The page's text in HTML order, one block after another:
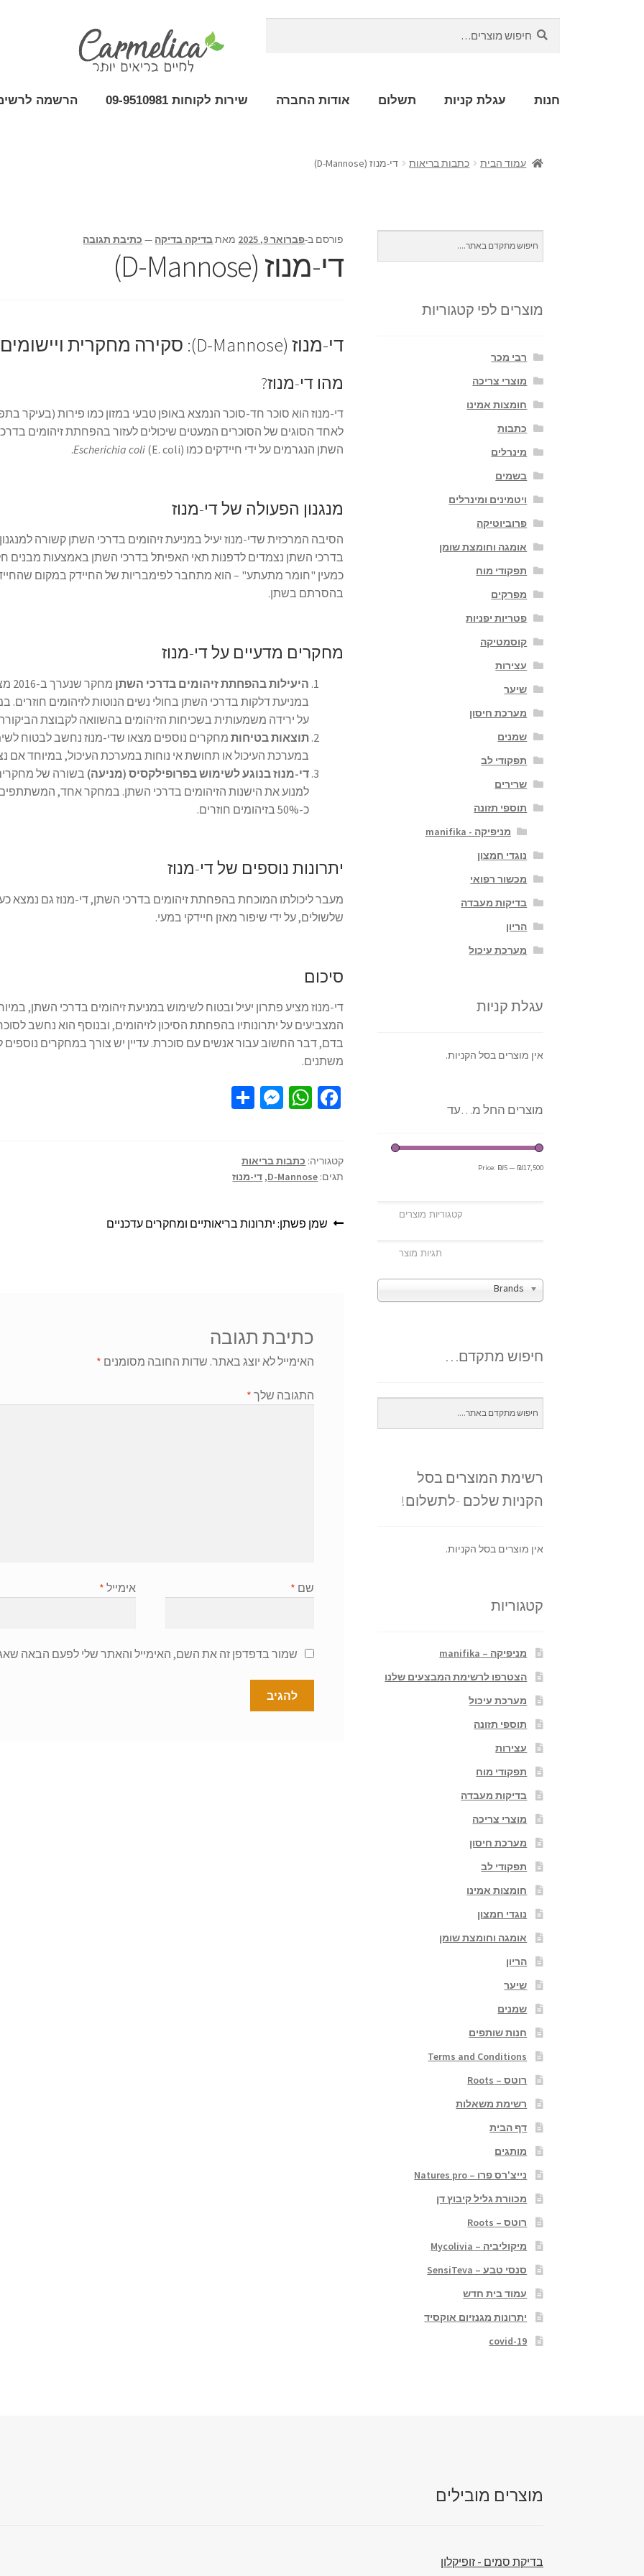
חנות עגלת קניות תשלום אודות החברה שירות לקוחות 09-9510981 הרשמה
עמוד הבית כתבות בריאות די-מנוז (D-Mannose)
פורסם ב-פברואר 9, 2025 מאתבדיקה בדיקה — כתיבת תגובה
די-מנוז (D-Mannose)
די-מנוז (D-Mannose): סקירה מחקרית ויישומים רפואיים
מהו די-מנוז?
די-מנוז הוא סוכר חד-סוכר הנמצא באופן טבעי במזון כמו פירות (בעיקר
לאחד הסוגים של הסוכרים המעטים שיכולים לעזור בהפחתת זיהומים
השתן הנגרמים על ידי חיידקים כמו
Escherichia coli (E. coli).
מנגנון הפעולה של די-מנוז
הסיבה המרכזית שדי-מנוז יעיל במניעת זיהומים בדרכי השתן קשורה
בדרכי השתן נצמדים לדפנות תאי האפיתל בדרכי השתן באמצעות מבנים
כמעין "חומר מתעתע" – הוא מתחבר לפימבריות של החיידק במקום
בהסרתם בשתן.
מחקרים מדעיים על די-מנוז
היעילות בהפחתת זיהומים בדרכי השתן
במניעת דלקות בדרכי השתן בחולי נשים הנוטות לזיהומים
על ירידה משמעותית בשכיחות הזיהומים בהשוואה לקבוצת
תוצאות בטיחותמחקרים נוספים מצאו שדי-מנוז נחשב לבטוח
במערכת העיכול או תחושת אי נוחות במערכת העיכול, במיוחד אם
די-מנוז בנוגע לשימוש בפרופילקסיס (מניעה) בשורה של
למנוע את הישנות הזיהומים בדרכי השתן. במחקר אחד, המשתתפים
כ-50% בזיהומים חוזרים.
יתרונות נוספים של די-מנוז
מעבר ליכולתו המוכחת בהפחתת זיהומים בדרכי השתן, די-מנוז גם נמצא
שלשולים, על ידי שיפור מאזן חיידקי במעי.
סיכום
די-מנוז מציע פתרון יעיל ובטוח לשימוש במניעת זיהומים בדרכי השתן,
המצביעים על יתרונותיו בהפחתת הסיכון לזיהומים, ובנוסף הוא נחשב
בדם, דבר החשוב עבור אנשים עם סוכרת. עדיין יש צורך במחקרים נוספים
משתנים.
Fa
o
o
k
W
sA
p
p
M
n
ge
r
S
קטגוריה: כתבות בריאות
תגים: D-Mannose
, די-מנוז
שמן פשתן: יתרונות בריאותיים ומחקרים עדכניים
כתיבת תגובה
האימייל לא יוצג באתר. שדות החובה מסומנים *
התגובה שלך *
שם * אימייל *
שמור בדפדפן זה את השם, האימייל והאתר שלי לפעם הבאה
מוצרים לפי קטגוריות
רבי מכר
מוצרי צריכה
חומצות אמינו
כתבות
מינרלים
בשמים
ויטמינים ומינרלים
פרוביוטיקה
אומגה וחומצת שומן
תפקודי מוח
מפרקים
פטריות יפניות
קוסמטיקה
עצירות
שיער
מערכת חיסון
שמנים
תפקודי לב
שרירים
תוספי תזונה
מניפיקה - manifika
נוגדי חמצון
מכשור רפואי
בדיקות מעבדה
הריון
מערכת עיכול
עגלת קניות
אין מוצרים בסל הקניות.
מוצרים החל מ…עד
Price: ₪5— ₪17,500
Brands
חיפוש מתקדם…
רשימת המוצרים בסל
הקניות שלכם -לתשלום!
אין מוצרים בסל הקניות.
קטגוריות
מניפיקה – manifika
הצטרפו לרשימת המבצעים שלנו
מערכת עיכול
תוספי תזונה
עצירות
תפקודי מוח
בדיקות מעבדה
מוצרי צריכה
מערכת חיסון
תפקודי לב
חומצות אמינו
נוגדי חמצון
אומגה וחומצת שומן
הריון
שיער
שמנים
חנות שותפים
Terms and Conditions
רוטס – Roots
רשימת משאלות
דף הבית
מותגים
נייצ'רס פרו – Natures pro
מכוורת גליל קיבוץ דן
רוטס – Roots
מיקוליביה – Mycolivia
סנסי טבע – SensiTeva
עמוד בית חדש
יתרונות מגנזיום אוקסיד
covid-19
מוצרים מובילים
בדיקת סמים - זופיקלון